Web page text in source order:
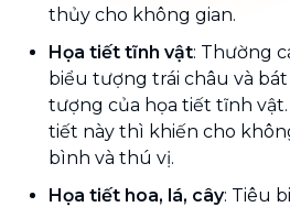
thủy cho không gian.
Họa tiết tĩnh vật: Thường
biểu tượng trái châu và
tượng của họa tiết tĩnh
tiết này thì khiến cho
bình và thú vị.
Họa tiết hoa, lá, cây: Tiêu